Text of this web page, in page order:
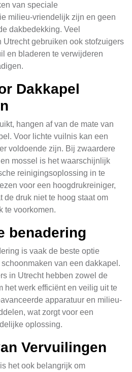
van speciale
milieu-vriendelijk zijn en geen
dakbedekking. Veel
gebruiken ook stofzuigers
en bladeren te verwijderen
Dakkapel
hangen af van de mate van
Voor lichte vuilnis kan een
voldoende zijn. Bij zwaardere
mossel is het waarschijnlijk
reinigingsoplossing in te
voor een hoogdrukreiniger,
de druk niet te hoog staat om
te voorkomen.
benadering
is vaak de beste optie
van een dakkapel.
in Utrecht hebben zowel de
het werk efficiënt en veilig uit te
apparatuur en milieu-
wat zorgt voor een
oplossing.
Vervuilingen
het ook belangrijk om